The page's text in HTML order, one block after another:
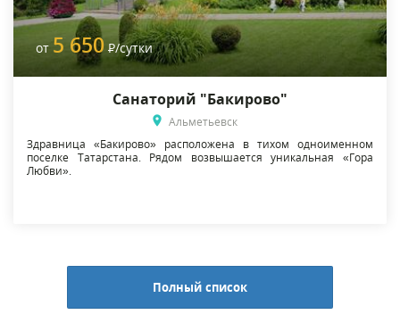
от 5 650 Р/сутки
Санаторий "Бакирово"
Альметьевск
Здравница «Бакирово» расположена в тихом одноименном
поселке Татарстана. Рядом возвышается уникальная «Гора
Любви».
Полный список